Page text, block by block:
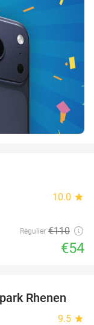
10.0 star
Regulier €110
€54
19%
Rhenen
9.5 star